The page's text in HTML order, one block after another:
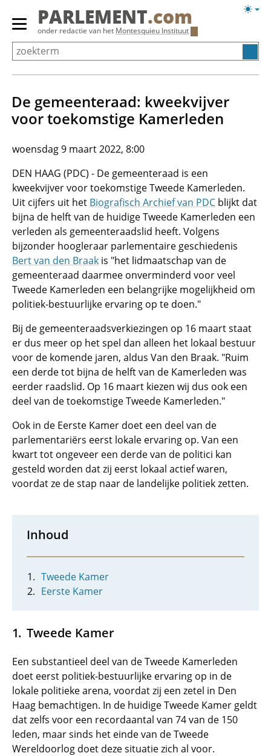
Overslaan
Primair
menu
tonen/verbergen
PARLEMENT.com
onder redactie van het Montesquieu Instituut
De gemeenteraad: kweekvijver
voor toekomstige Kamerleden
woensdag 9 maart 2022, 8:00
DEN HAAG (PDC) - De gemeenteraad is een
kweekvijver voor toekomstige Tweede Kamerleden.
Uit cijfers uit het Biografisch Archief van PDC blijkt dat
bijna de helft van de huidige Tweede Kamerleden een
verleden als gemeenteraadslid heeft. Volgens
bijzonder hoogleraar parlementaire geschiedenis
Bert van den Braak is "het lidmaatschap van de
gemeenteraad daarmee onverminderd voor veel
Tweede Kamerleden een belangrijke mogelijkheid om
politiek-bestuurlijke ervaring op te doen."
Bij de gemeenteraadsverkiezingen op 16 maart staat
er dus meer op het spel dan alleen het lokaal bestuur
voor de komende jaren, aldus Van den Braak. "Ruim
een derde tot bijna de helft van de Kamerleden was
eerder raadslid. Op 16 maart kiezen wij dus ook een
deel van de toekomstige Tweede Kamerleden."
Ook in de Eerste Kamer doet een deel van de
parlementariërs eerst lokale ervaring op. Van een
kwart tot ongeveer een derde van de politici kan
gesteld worden dat zij eerst lokaal actief waren,
voordat ze de stap naar de landelijke politiek zetten.
Inhoud
Tweede Kamer
Eerste Kamer
Tweede Kamer
Een substantieel deel van de Tweede Kamerleden
doet eerst politiek-bestuurlijke ervaring op in de
lokale politieke arena, voordat zij een zetel in Den
Haag bemachtigen. In de huidige Tweede Kamer geldt
dat zelfs voor een recordaantal van 74 van de 150
leden, maar sinds het einde van de Tweede
Wereldoorlog doet deze situatie zich al voor.